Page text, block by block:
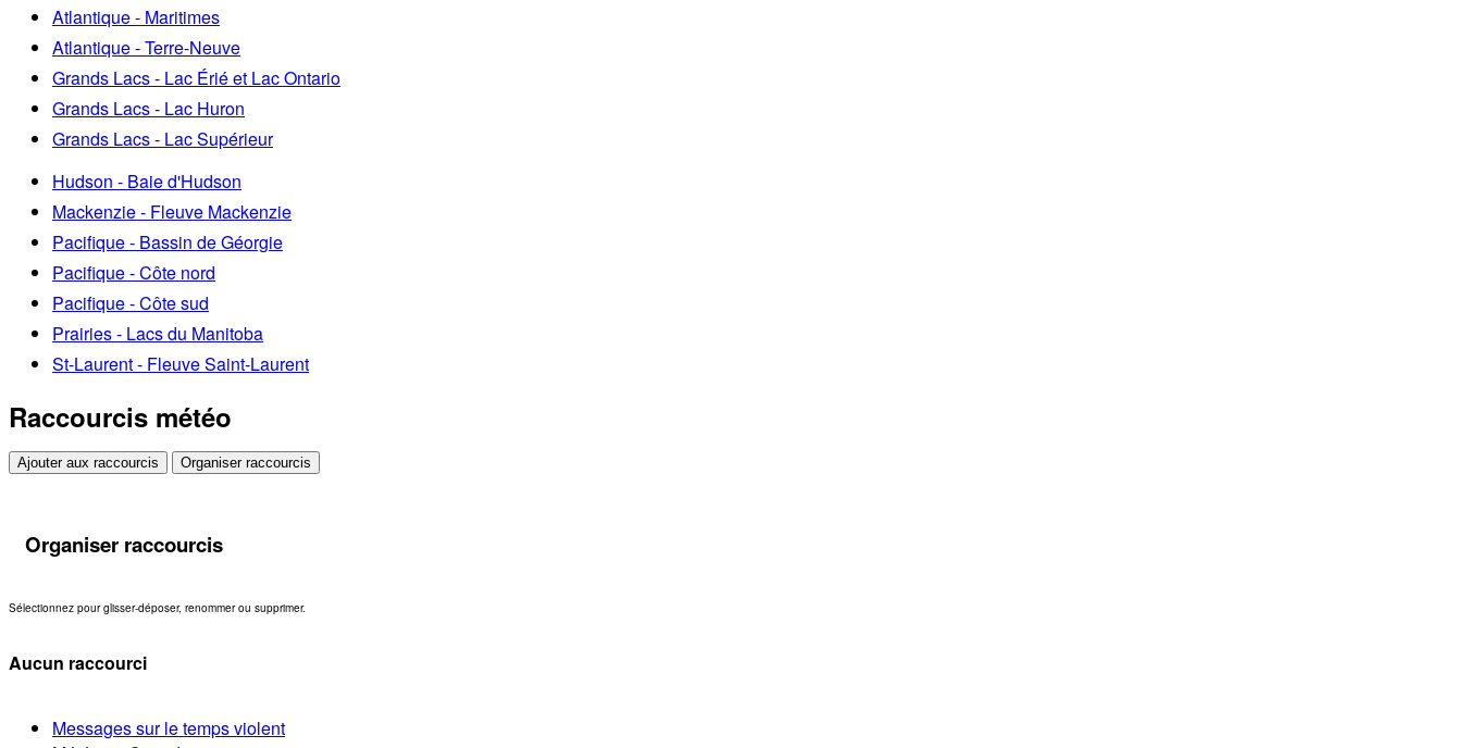
Atlantique - Maritimes
Atlantique - Terre-Neuve
Grands Lacs - Lac Érié et Lac Ontario
Grands Lacs - Lac Huron
Grands Lacs - Lac Supérieur
Hudson - Baie d'Hudson
Mackenzie - Fleuve Mackenzie
Pacifique - Bassin de Géorgie
Pacifique - Côte nord
Pacifique - Côte sud
Prairies - Lacs du Manitoba
St-Laurent - Fleuve Saint-Laurent
Raccourcis météo
Ajouter aux raccourcis Organiser raccourcis
Organiser raccourcis
Sélectionnez pour glisser-déposer, renommer ou supprimer.
Aucun raccourci
Messages sur le temps violent